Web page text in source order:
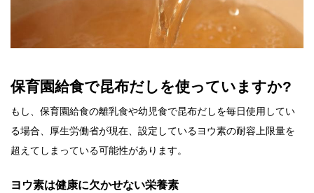
保育園給食で昆布だしを使っていますか?
もし、保育園給食の離乳食や幼児食で昆布だしを毎日使用してい
る場合、厚生労働省が現在、設定しているヨウ素の耐容上限量を
超えてしまっている可能性があります。
ヨウ素は健康に欠かせない栄養素